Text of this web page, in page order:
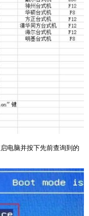
电脑并按下先前查询到的